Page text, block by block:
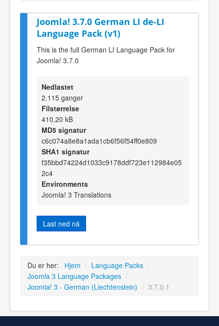
Joomla! 3.7.0 German LI de-LI
Language Pack (v1)
This is the full German LI Language Pack for
Joomla! 3.7.0
Nedlastet
2.115 ganger
Filstørrelse
410,20 kB
MD5 signatur
c6c074a8e8a1ada1cb6f56f54ff0e809
SHA1 signatur
f35bbd74224d1033c9178ddf723e112984e05
2c4
Environments
Joomla! 3 Translations
Last ned nå
Du er her: Hjem / Language Packs /
Joomla 3 Language Packages /
Joomla! 3 - German (Liechtenstein) / 3.7.0.1